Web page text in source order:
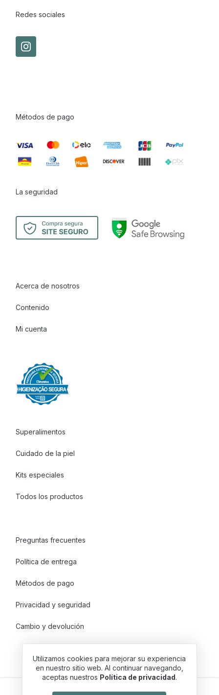
Redes sociales
Métodos de pago
La seguridad
Acerca de nosotros
Contenido
Mi cuenta
Superalimentos
Cuidado de la piel
Kits especiales
Todos los productos
Preguntas frecuentes
Política de entrega
Métodos de pago
Privacidad y seguridad
Cambio y devolución
Utilizamos cookies para mejorar su experiencia
en nuestro sitio web. Al continuar navegando,
aceptas nuestros Política de privacidad.